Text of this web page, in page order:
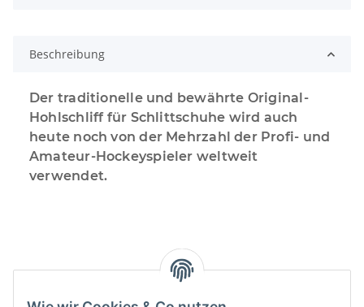
Beschreibung
Der traditionelle und bewährte Original-
Hohlschliff für Schlittschuhe wird auch
heute noch von der Mehrzahl der Profi- und
Amateur-Hockeyspieler weltweit
verwendet.